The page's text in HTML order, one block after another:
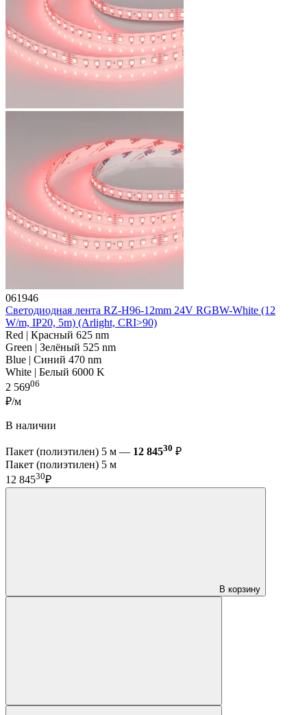
061946
Светодиодная лента RZ-H96-12mm 24V RGBW-White (12
W/m, IP20, 5m) (Arlight, CRI>90)
Red | Красный 625 nm
Green | Зелёный 525 nm
Blue | Синий 470 nm
White | Белый 6000 K
2 56906
₽/м
В наличии
Пакет (полиэтилен) 5 м — 12 84530 ₽
Пакет (полиэтилен) 5 м
12 84530₽
В корзину